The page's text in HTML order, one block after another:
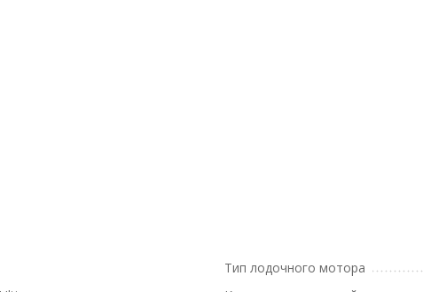
Тип лодочного мотора